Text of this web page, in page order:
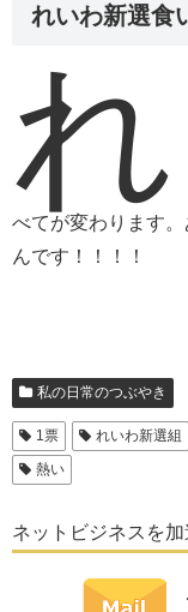
れいわ新選食
れ
べてが変わります
んです！！！！
私の日常のつぶやき
1票 れいわ新選組
熱い
ネットビジネスを加